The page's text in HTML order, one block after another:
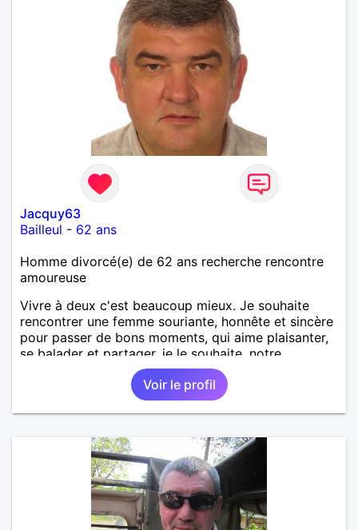
Jacquy63
Bailleul - 62 ans
Homme divorcé(e) de 62 ans recherche rencontre
amoureuse
Vivre à deux c'est beaucoup mieux. Je souhaite
rencontrer une femme souriante, honnête et sincère
pour passer de bons moments, qui aime plaisanter,
se balader et partager, je le souhaite, notre
complicité. J'aime beaucoup les chantiers de
randonnée pour se défouler, se relaxer, se détendre
et finalement prendre du bon temps. C'est difficile
de tout dire en quelques lignes. En revanche, vous
d'informations. A bientôt
Voir le profil